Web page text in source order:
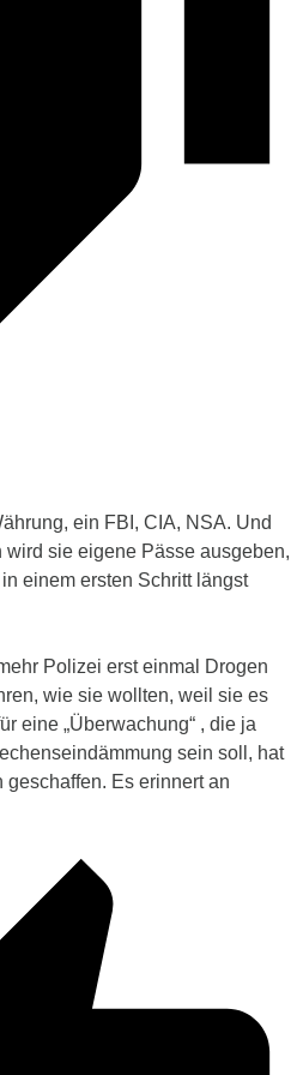
ein FBI, CIA, NSA. Und
sie eigene Pässe ausgeben,
einem ersten Schritt längst
Polizei erst einmal Drogen
wie sie wollten, weil sie es
eine „Überwachung“ , die ja
sein soll, hat
Es erinnert an